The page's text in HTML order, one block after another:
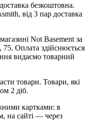
безкоштовна.
від 3 пар доставка
Not Basement за
75. Оплата здійснюється
видаємо товарний
товари. Товари, які
2 діб.
картками: в
на сайті — через